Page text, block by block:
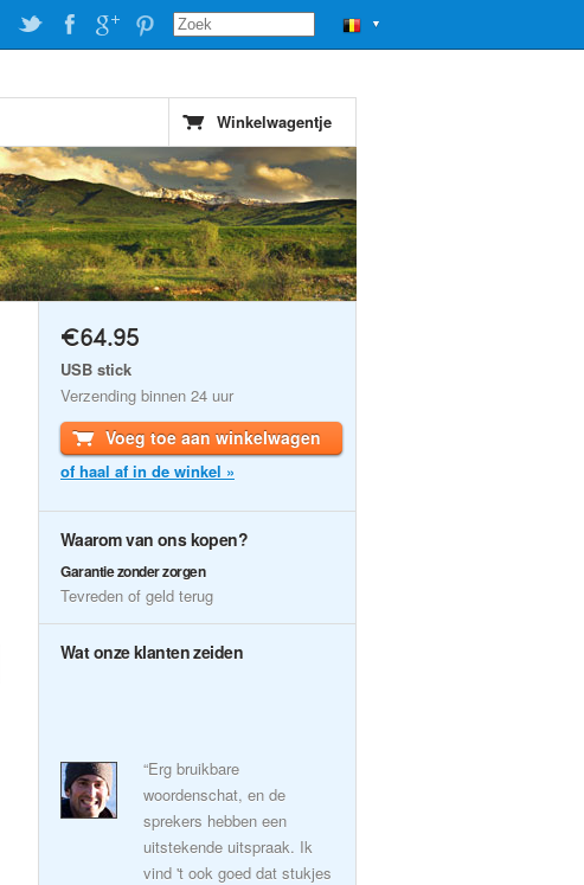
▼
Winkelwagentje
€64.95
USB stick
Verzending binnen 24 uur
Voeg toe aan winkelwagen
of haal af in de winkel »
Waarom van ons kopen?
Garantie zonder zorgen
Tevreden of geld terug
Wat onze klanten zeiden
“Erg bruikbare
woordenschat, en de
sprekers hebben een
uitstekende uitspraak. Ik
vind 't ook goed dat stukjes